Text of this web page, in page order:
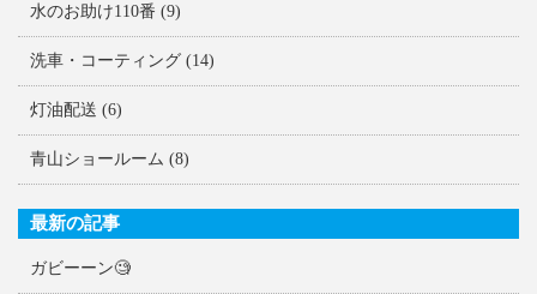
水のお助け110番 (9)
洗車・コーティング (14)
灯油配送 (6)
青山ショールーム (8)
最新の記事
ガビーーン🧐